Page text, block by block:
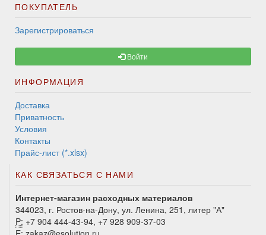
ПОКУПАТЕЛЬ
Зарегистрироваться
Войти
ИНФОРМАЦИЯ
Доставка
Приватность
Условия
Контакты
Прайс-лист (*.xlsx)
КАК СВЯЗАТЬСЯ С НАМИ
Интернет-магазин расходных материалов
344023, г. Ростов-на-Дону, ул. Ленина, 251, литер "А"
P: +7 904 444-43-94, +7 928 909-37-03